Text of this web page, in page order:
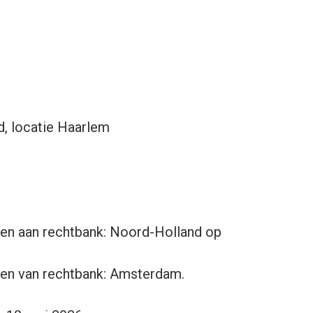
locatie Haarlem
aan rechtbank: Noord-Holland op
van rechtbank: Amsterdam.